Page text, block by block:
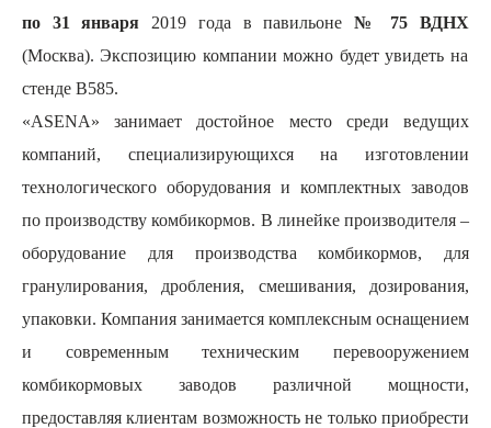
по 31 января 2019 года в павильоне № 75 ВДНХ
(Москва). Экспозицию компании можно будет увидеть на
стенде В585.
«ASENA» занимает достойное место среди ведущих
компаний, специализирующихся на изготовлении
технологического оборудования и комплектных заводов
по производству комбикормов. В линейке производителя –
оборудование для производства комбикормов, для
гранулирования, дробления, смешивания, дозирования,
упаковки. Компания занимается комплексным оснащением
и современным техническим перевооружением
комбикормовых заводов различной мощности,
предоставляя клиентам возможность не только приобрести